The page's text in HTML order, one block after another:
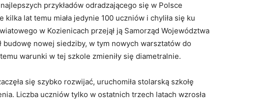
przykładów odradzającego się w Polsce
lat temu miała jedynie 100 uczniów i chyliła się ku
w Kozienicach przejął ją Samorząd Województwa
budowę nowej siedziby, w tym nowych warsztatów do
warunki w tej szkole zmieniły się diametralnie.
się szybko rozwijać, uruchomiła stolarską szkołę
Liczba uczniów tylko w ostatnich trzech latach wzrosła